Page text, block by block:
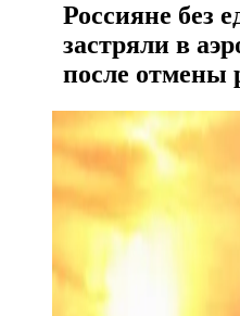
Россияне без
застряли в
после отмены